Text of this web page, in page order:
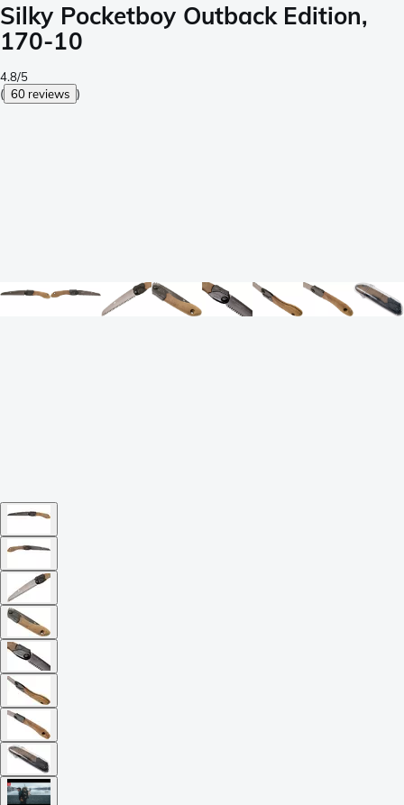
Silky Pocketboy Outback Edition,
170-10
4.8/5
( 60 reviews )